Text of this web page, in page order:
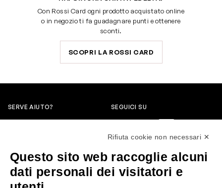
Con Rossi Card ogni prodotto acquistato online
o in negozio ti fa guadagnare punti e ottenere
sconti.
SCOPRI LA ROSSI CARD
SERVE AIUTO?
servizioclienti@rossiprofumi.it
SEGUICI SU
Rifiuta cookie non necessari ✕
Questo sito web raccoglie alcuni
dati personali dei visitatori e